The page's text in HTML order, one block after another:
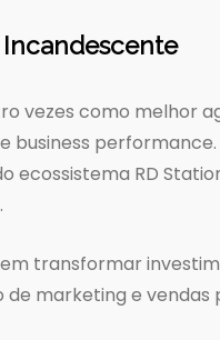
Incandescente
vezes como melhor
business
ecossistema RD
transformar
de marketing e vendas